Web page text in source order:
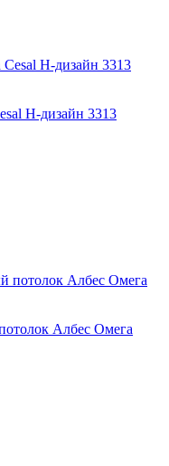
H-дизайн 3313
Албес Омега